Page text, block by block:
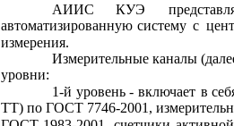
АИИС
КУЭ
автоматизированную систему с
измерения.
Измерительные каналы
уровни:
1-й уровень - включает в
ТТ) по ГОСТ 7746-2001,